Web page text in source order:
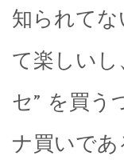
知られて
て楽しい
セ” を買う
ナ買いで